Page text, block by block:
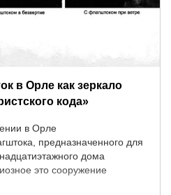
в Орле как зеркало
кода»
в Орле
предназначенного для
дома
это сооружение